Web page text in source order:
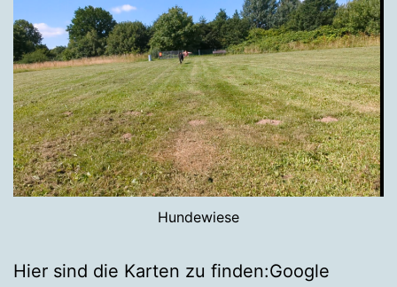
Hundewiese
Hier sind die Karten zu finden:Google